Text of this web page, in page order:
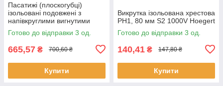
Пасатижі (плоскогубці)
ізольовані подовжені з
напівкруглими вигнутими
губками,1000V Hoegert
Готово до відправки 3 од.
665,57 ₴ 700,60 ₴
Купити
Викрутка ізольована хрестова
PH1, 80 мм S2 1000V Hoegert
Готово до відправки 3 од.
140,41 ₴ 147,80 ₴
Купити